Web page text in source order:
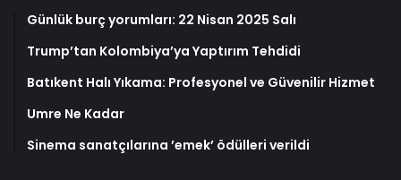
Günlük burç yorumları: 22 Nisan 2025 Salı
Trump’tan Kolombiya’ya Yaptırım Tehdidi
Batıkent Halı Yıkama: Profesyonel ve Güvenilir Hizmet
Umre Ne Kadar
Sinema sanatçılarına ’emek’ ödülleri verildi